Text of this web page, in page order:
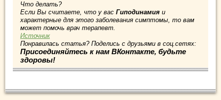
Что делать?
Если Вы считаете, что у вас Гиподинамия и
характерные для этого заболевания симптомы, то вам
может помочь врач терапевт.
Источник
Понравилась статья? Поделись с друзьями в соц.сетях:
Присоединяйтесь к нам ВКонтакте, будьте
здоровы!